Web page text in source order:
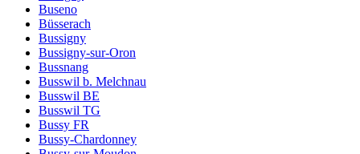
Buseno
Büsserach
Bussigny
Bussigny-sur-Oron
Bussnang
Busswil b. Melchnau
Busswil BE
Busswil TG
Bussy FR
Bussy-Chardonney